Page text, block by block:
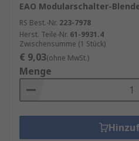
EAO Modularschalter-
RS Best.-Nr. 223-7978
Herst. Teile-Nr. 61-9931.4
Zwischensumme (1 Stück)
€ 9,03(ohne MwSt.)
Menge